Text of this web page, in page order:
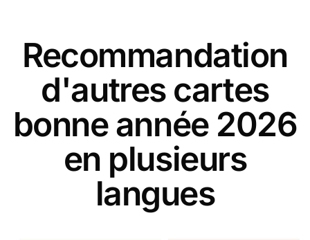
Recommandation
d'autres cartes
bonne année 2026
en plusieurs
langues